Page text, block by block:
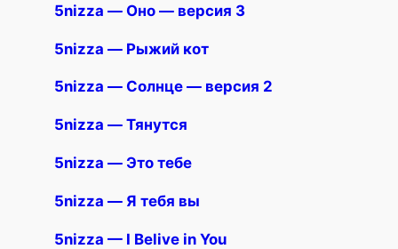
5nizza — Оно — версия 3
5nizza — Рыжий кот
5nizza — Солнце — версия 2
5nizza — Тянутся
5nizza — Это тебе
5nizza — Я тебя вы
5nizza — I Belive in You